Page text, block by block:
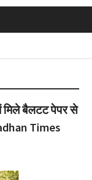
मिले बैलटट पेपर से
Times